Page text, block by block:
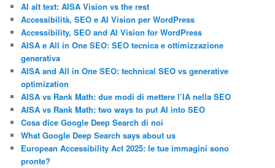
AI alt text: AISA Vision vs the rest
Accessibilità, SEO e AI Vision per WordPress
Accessibility, SEO and AI Vision for WordPress
AISA e All in One SEO: SEO tecnica e ottimizzazione
generativa
AISA and All in One SEO: technical SEO vs generative
optimization
AISA vs Rank Math: due modi di mettere l’IA nella SEO
AISA vs Rank Math: two ways to put AI into SEO
Cosa dice Google Deep Search di noi
What Google Deep Search says about us
European Accessibility Act 2025: le tue immagini sono
pronte?